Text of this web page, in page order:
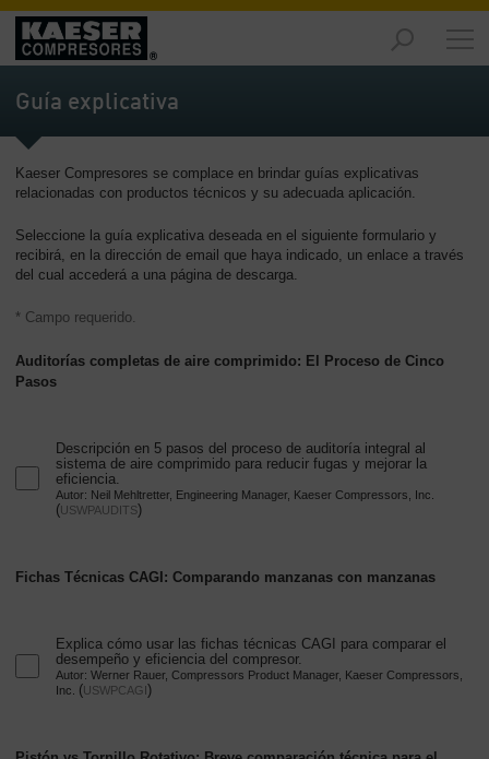
Productos
y
soluciones
-
Servicios
-
Contenido
de
comprimido
-
Conozca
Kaeser
Contenido
Guía explicativa
Kaeser Compresores se complace en brindar guías explicativas
relacionadas con productos técnicos y su adecuada aplicación.
Seleccione la guía explicativa deseada en el siguiente formulario y
recibirá, en la dirección de email que haya indicado, un enlace a través
del cual accederá a una página de descarga.
* Campo requerido.
Auditorías completas de aire comprimido: El Proceso de Cinco
Pasos
Descripción en 5 pasos del proceso de auditoría integral al
sistema de aire comprimido para reducir fugas y mejorar la
eficiencia.
Autor: Neil Mehltretter, Engineering Manager, Kaeser Compressors, Inc.
(USWPAUDITS)
Fichas Técnicas CAGI: Comparando manzanas con manzanas
Explica cómo usar las fichas técnicas CAGI para comparar el
desempeño y eficiencia del compresor.
Autor: Werner Rauer, Compressors Product Manager, Kaeser Compressors,
Inc. (USWPCAGI)